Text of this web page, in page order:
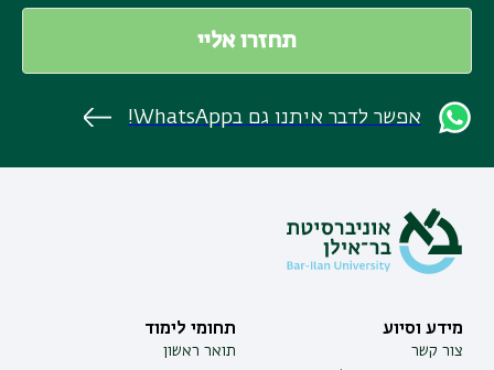
אפשר לדבר איתנו גם בWhatsApp!
מידע וסיוע
צור קשר
תחומי לימוד
תואר ראשון